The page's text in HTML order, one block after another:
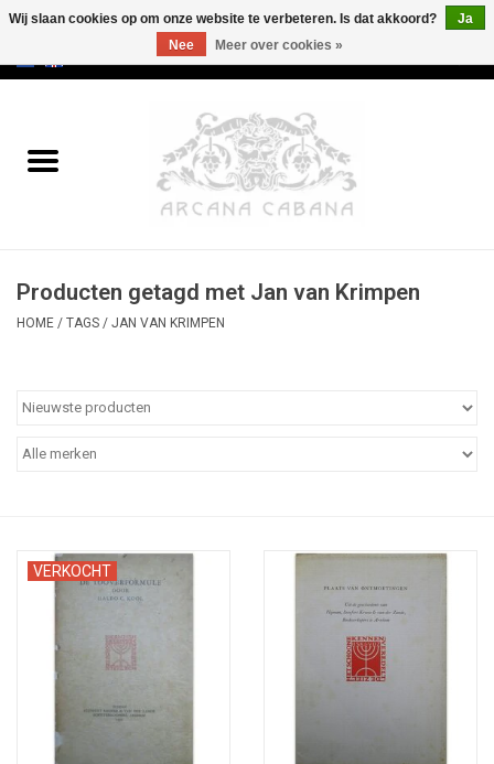
Oud & Zeldzaam
Erotica
Categorieën
Producten getagd met Jan van Krimpen
HOME / TAGS / JAN VAN KRIMPEN
VERKOCHT
Wij slaan cookies op om onze website te verbeteren. Is dat akkoord?
Ja
Nee
Meer over cookies »